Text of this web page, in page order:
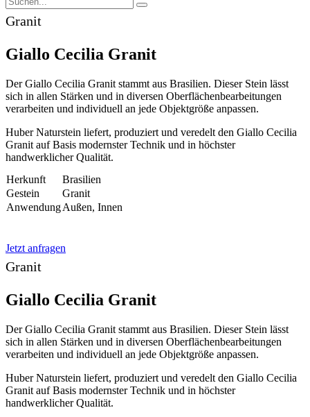
Granit
Giallo Cecilia Granit
Der Giallo Cecilia Granit stammt aus Brasilien. Dieser Stein lässt
sich in allen Stärken und in diversen Oberflächenbearbeitungen
verarbeiten und individuell an jede Objektgröße anpassen.
Huber Naturstein liefert, produziert und veredelt den Giallo Cecilia
Granit auf Basis modernster Technik und in höchster
handwerklicher Qualität.
Herkunft
Brasilien
Gestein
Granit
AnwendungAußen, Innen
Jetzt anfragen
Granit
Giallo Cecilia Granit
Der Giallo Cecilia Granit stammt aus Brasilien. Dieser Stein lässt
sich in allen Stärken und in diversen Oberflächenbearbeitungen
verarbeiten und individuell an jede Objektgröße anpassen.
Huber Naturstein liefert, produziert und veredelt den Giallo Cecilia
Granit auf Basis modernster Technik und in höchster
handwerklicher Qualität.